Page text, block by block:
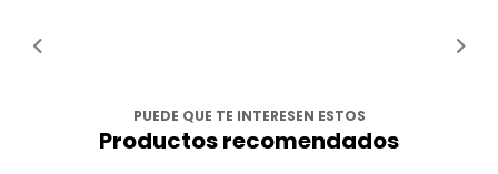
PUEDE QUE TE INTERESEN ESTOS
Productos recomendados